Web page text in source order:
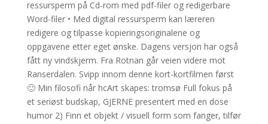
ressursperm på Cd-rom med pdf-filer og redigerbare
Word-filer • Med digital ressursperm kan læreren
redigere og tilpasse kopieringsoriginalene og
oppgavene etter eget ønske. Dagens versjon har også
fått ny vindskjerm. Fra Rotnan går veien videre mot
Ranserdalen. Svipp innom denne kort-kortfilmen først
🙂 Min filosofi når hcArt skapes: tromsø Full fokus på
et seriøst budskap, GJERNE presentert med en dose
humor 2) Finn et objekt / visuell form som fanger, tilfør